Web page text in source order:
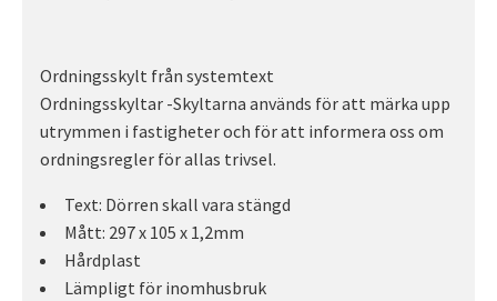
Ordningsskylt från systemtext
Ordningsskyltar -Skyltarna används för att märka upp
utrymmen i fastigheter och för att informera oss om
ordningsregler för allas trivsel.
Text: Dörren skall vara stängd
Mått: 297 x 105 x 1,2mm
Hårdplast
Lämpligt för inomhusbruk